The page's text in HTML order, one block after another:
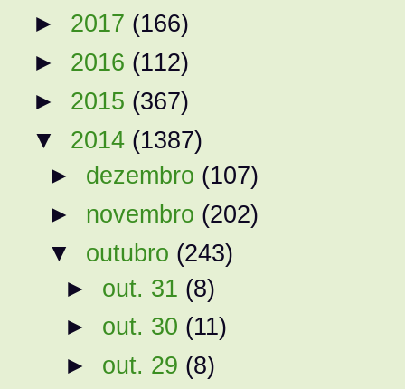
► 2017 (166)
► 2016 (112)
► 2015 (367)
▼ 2014 (1387)
► dezembro (107)
► novembro (202)
▼ outubro (243)
► out. 31 (8)
► out. 30 (11)
► out. 29 (8)